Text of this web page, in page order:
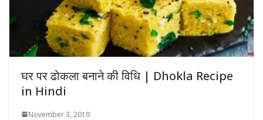
घर पर ढोकला बनाने की विधि | Dhokla Recipe
in Hindi
November 3, 2019